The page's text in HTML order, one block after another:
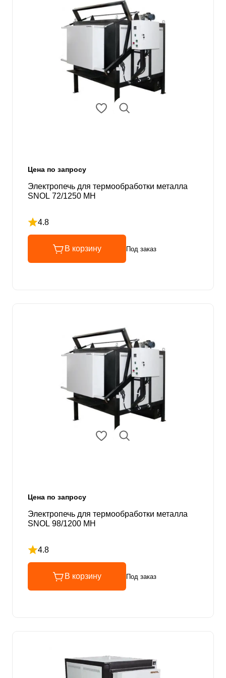
Цена по запросу
Электропечь для термообработки металла
SNOL 72/1250 MH
4.8
Рейтинг 4.8 из 5
В корзину Под заказ
Цена по запросу
Электропечь для термообработки металла
SNOL 98/1200 MH
4.8
Рейтинг 4.8 из 5
В корзину Под заказ